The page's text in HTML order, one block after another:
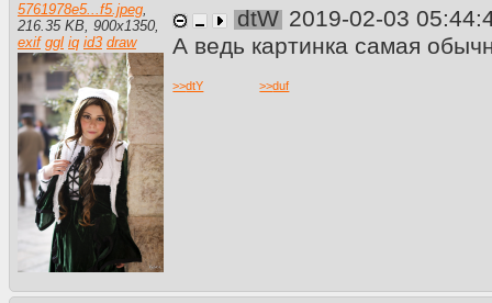
5761978e5...f5.jpeg,
216.35 KB, 900x1350,
exif ggl iq id3 draw
dtW 2019-02-03
А ведь картинка самая
>>dtY >>duf